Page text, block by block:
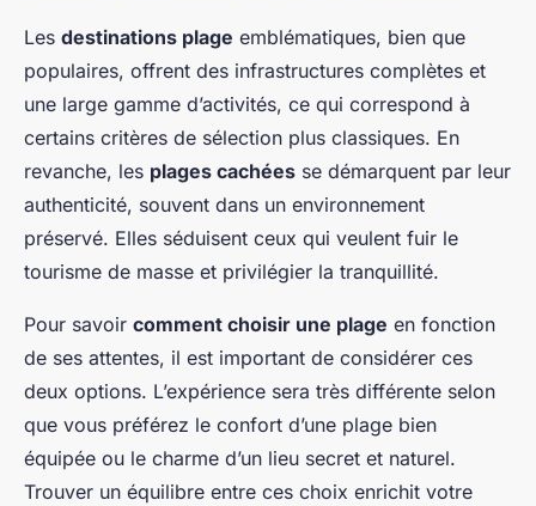
Les destinations plage emblématiques, bien que
populaires, offrent des infrastructures complètes et
une large gamme d’activités, ce qui correspond à
certains critères de sélection plus classiques. En
revanche, les plages cachées se démarquent par leur
authenticité, souvent dans un environnement
préservé. Elles séduisent ceux qui veulent fuir le
tourisme de masse et privilégier la tranquillité.
Pour savoir comment choisir une plage en fonction
de ses attentes, il est important de considérer ces
deux options. L’expérience sera très différente selon
que vous préférez le confort d’une plage bien
équipée ou le charme d’un lieu secret et naturel.
Trouver un équilibre entre ces choix enrichit votre